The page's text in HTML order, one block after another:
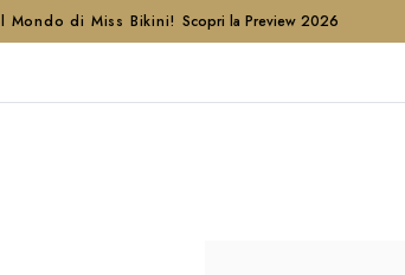
Mondo di Miss Bikini! Scopri la Preview 2026